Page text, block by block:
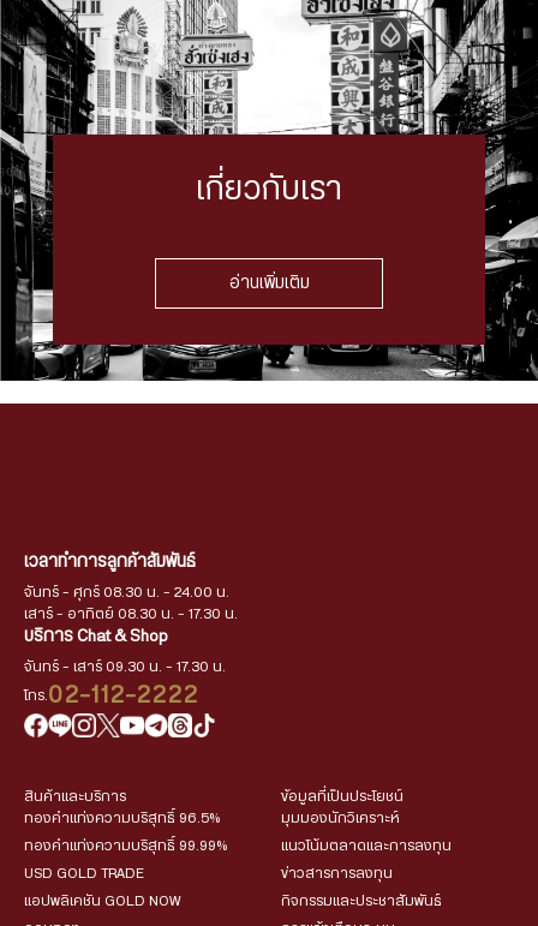
เกี่ยวกับเรา
อ่านเพิ่มเติม
เวลาทำการลูกค้าสัมพันธ์
จันทร์ - ศุกร์ 08.30 น. - 24.00 น.
เสาร์ - อาทิตย์ 08.30 น. - 17.30 น.
บริการ Chat & Shop
จันทร์ - เสาร์ 09.30 น. - 17.30 น.
โทร. 02-112-2222
สินค้าและบริการ
ทองคำแท่งความบริสุทธิ์ 96.5%
ทองคำแท่งความบริสุทธิ์ 99.99%
USD GOLD TRADE
แอปพลิเคชัน GOLD NOW
ข้อมูลที่เป็นประโยชน์
มุมมองนักวิเคราะห์
แนวโน้มตลาดและการลงทุน
ข่าวสารการลงทุน
กิจกรรมและประชาสัมพันธ์